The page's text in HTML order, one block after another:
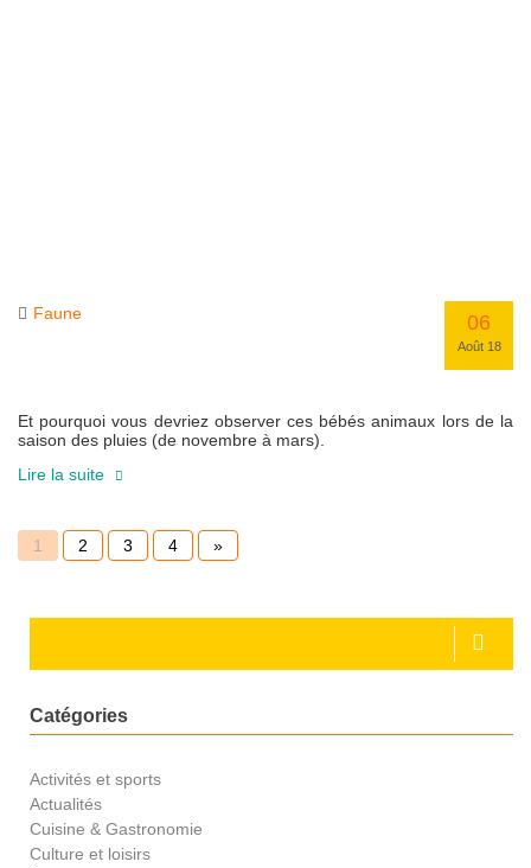
Faune 06
Août 18
Et pourquoi vous devriez observer ces bébés animaux lors de la
saison des pluies (de novembre à mars).
Lire la suite
1 2 3 4 »
Catégories
Activités et sports
Actualités
Cuisine & Gastronomie
Culture et loisirs